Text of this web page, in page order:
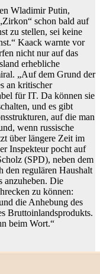
Wladimir Putin,
schon bald auf
zu stellen, sei keine
Kaack warnte vor
nicht nur auf das
erhebliche
„Auf dem Grund der
an kritischer
für IT. Da können sie
und es gibt
auf die man
wenn russische
über längere Zeit im
Inspekteur pocht auf
(SPD), neben dem
den regulären Haushalt
anzuheben. Die
zu können:
die Anhebung des
Bruttoinlandsprodukts.
beim Wort.“